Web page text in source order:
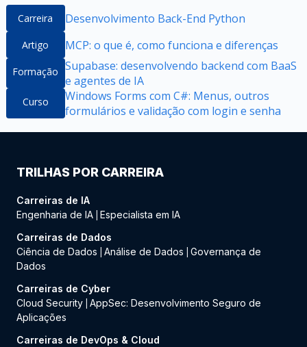
Carreira Desenvolvimento Back-End Python
Artigo MCP: o que é, como funciona e diferenças
Formação Supabase: desenvolvendo backend com BaaS
e agentes de IA
Curso
Windows Forms com C#: Menus, outros
formulários e validação com login e senha
TRILHAS POR CARREIRA
Carreiras de IA
Engenharia de IA Especialista em IA
Carreiras de Dados
Ciência de Dados
Análise de Dados
Governança de
Dados
Carreiras de Cyber
Cloud Security AppSec: Desenvolvimento Seguro de
Aplicações
Carreiras de DevOps & Cloud